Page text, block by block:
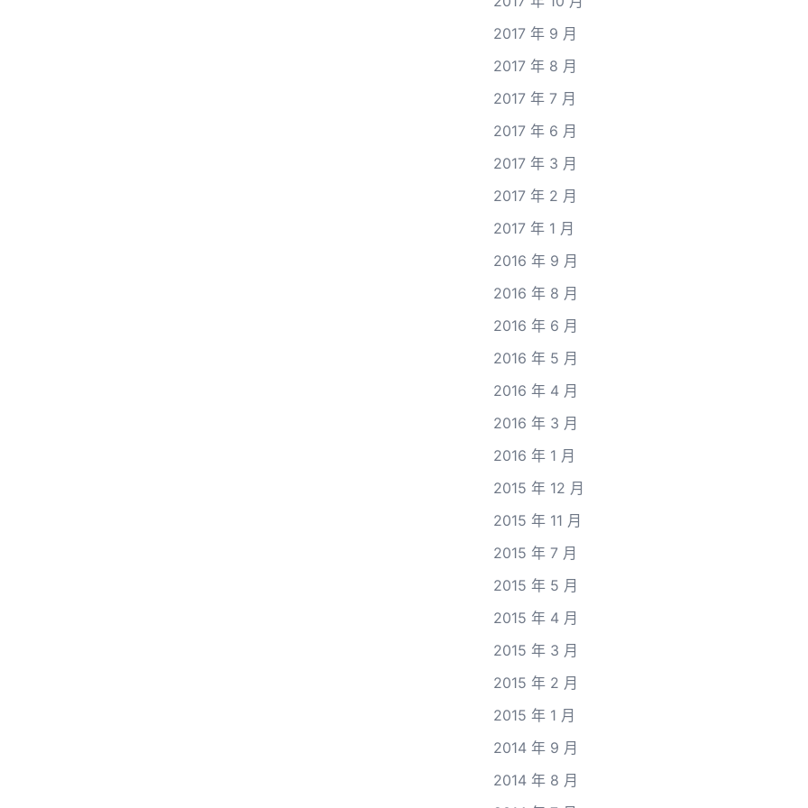
2017 年 9 月
2017 年 8 月
2017 年 7 月
2017 年 6 月
2017 年 3 月
2017 年 2 月
2017 年 1 月
2016 年 9 月
2016 年 8 月
2016 年 6 月
2016 年 5 月
2016 年 4 月
2016 年 3 月
2016 年 1 月
2015 年 12 月
2015 年 11 月
2015 年 7 月
2015 年 5 月
2015 年 4 月
2015 年 3 月
2015 年 2 月
2015 年 1 月
2014 年 9 月
2014 年 8 月